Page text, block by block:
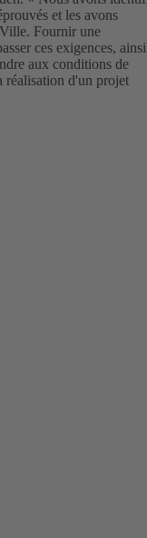
et les avons
Fournir une
ces exigences, ainsi
aux conditions de
réalisation d'un projet